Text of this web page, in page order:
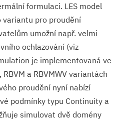
formulaci. LES model
variantu pro proudění
umožní např. velmi
ochlazování (viz
je implementovaná ve
a RBVMWV variantách
proudění nyní nabízí
podmínky typu Continuity a
simulovat dvě domény